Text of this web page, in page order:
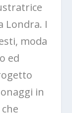
Londra. I
moda
ed
in